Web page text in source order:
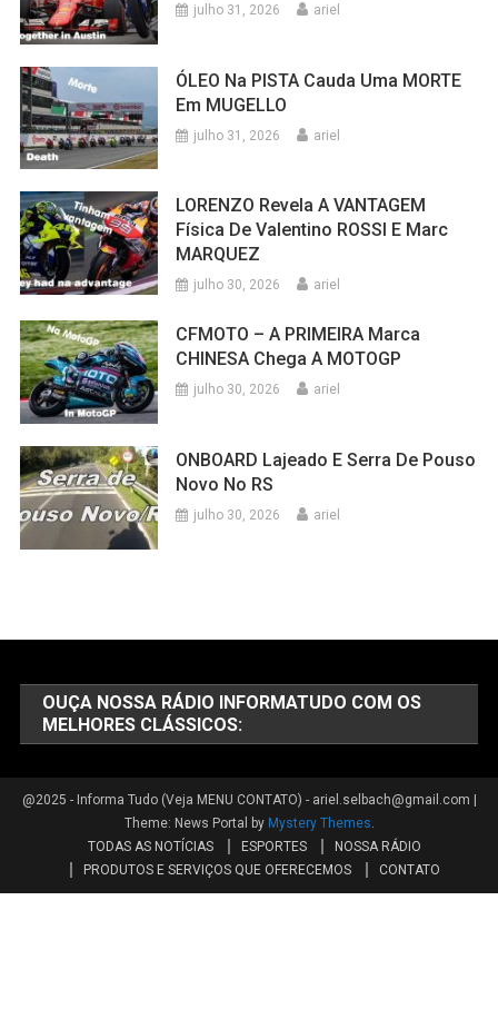
julho 31, 2026 ariel
ÓLEO Na PISTA Cauda Uma MORTE
Em MUGELLO
julho 31, 2026 ariel
LORENZO Revela A VANTAGEM
Física De Valentino ROSSI E Marc
MARQUEZ
julho 30, 2026 ariel
CFMOTO – A PRIMEIRA Marca
CHINESA Chega A MOTOGP
julho 30, 2026 ariel
ONBOARD Lajeado E Serra De Pouso
Novo No RS
julho 30, 2026 ariel
OUÇA NOSSA RÁDIO INFORMATUDO COM OS
MELHORES CLÁSSICOS:
@2025 - Informa Tudo (Veja MENU CONTATO) - ariel.selbach@gmail.com |
Theme: News Portal by Mystery Themes.
TODAS AS NOTÍCIAS
ESPORTES
NOSSA RÁDIO
PRODUTOS E SERVIÇOS QUE OFERECEMOS
CONTATO